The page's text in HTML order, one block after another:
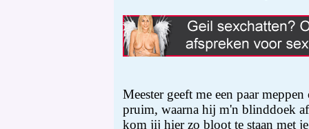
Meester geeft me een paar
pruim, waarna hij m'n blinddoek
kom jij hier zo bloot te staan met